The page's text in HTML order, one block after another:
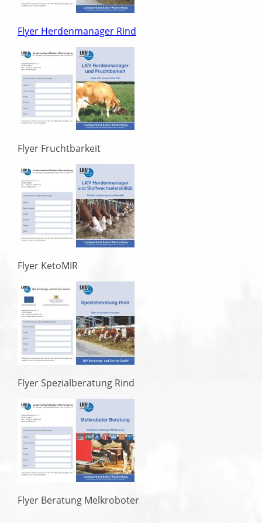
Flyer Herdenmanager Rind
Flyer Fruchtbarkeit
Flyer KetoMIR
Flyer Spezialberatung Rind
Flyer Beratung Melkroboter